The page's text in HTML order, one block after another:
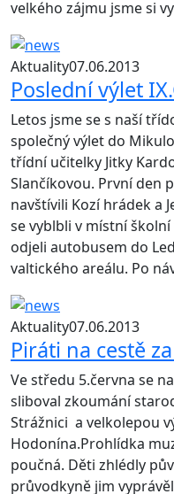
velkého zájmu jsme si
Aktuality07.06.2013
Poslední výlet
Letos jsme se s naší
společný výlet do
třídní učitelky Jitky
Slančíkovou. První den
navštívili Kozí hrádek a
se vyblbli v místní
odjeli autobusem do
valtického areálu. Po
Aktuality07.06.2013
Piráti na cestě
Ve středu 5.června se
sliboval zkoumání
Strážnici a velkolepou
Hodonína.Prohlídka
poučná. Děti zhlédly
průvodkyně jim